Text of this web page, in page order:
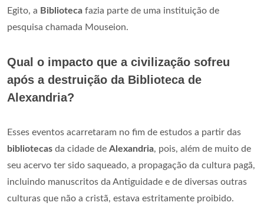
Egito, a Biblioteca fazia parte de uma instituição de
pesquisa chamada Mouseion.
Qual o impacto que a civilização sofreu
após a destruição da Biblioteca de
Alexandria?
Esses eventos acarretaram no fim de estudos a partir das
bibliotecas da cidade de Alexandria, pois, além de muito de
seu acervo ter sido saqueado, a propagação da cultura pagã,
incluindo manuscritos da Antiguidade e de diversas outras
culturas que não a cristã, estava estritamente proibido.